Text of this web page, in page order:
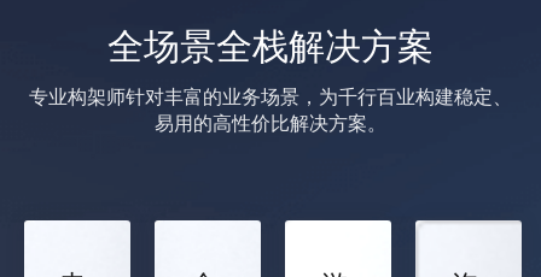
全场景全栈解决方案
专业构架师针对丰富的业务场景，为千行百业构建稳定、
易用的高性价比解决方案。